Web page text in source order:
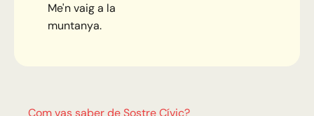
Me'n vaig a la
muntanya.
Com vas saber de Sostre Cívic?